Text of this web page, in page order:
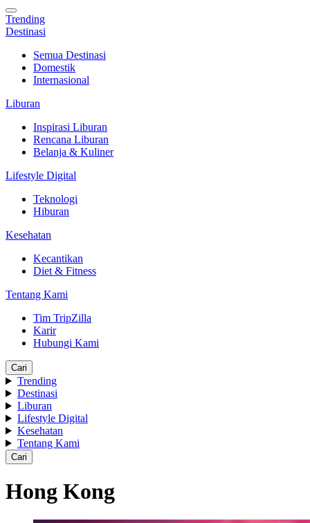
Trending
Destinasi
Semua Destinasi
Domestik
Internasional
Liburan
Inspirasi Liburan
Rencana Liburan
Belanja & Kuliner
Lifestyle Digital
Teknologi
Hiburan
Kesehatan
Kecantikan
Diet & Fitness
Tentang Kami
Tim TripZilla
Karir
Hubungi Kami
Cari
Trending
Destinasi
Liburan
Lifestyle Digital
Kesehatan
Tentang Kami
Cari
Hong Kong